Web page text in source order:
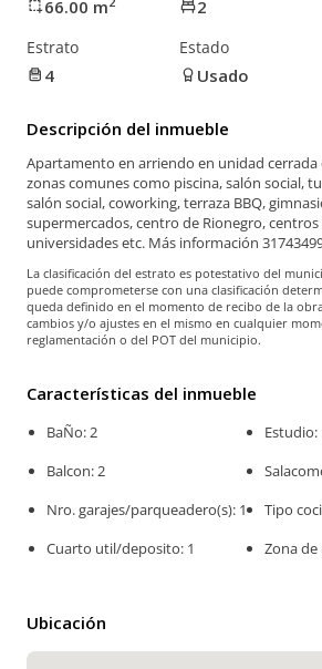
66.00 m 2
Estrato
4
Estado
Usado
Descripción del inmueble
Apartamento en arriendo en unidad
zonas comunes como piscina, salón social,
salón social, coworking, terraza BBQ,
supermercados, centro de Rionegro, centros
universidades etc. Más información
La clasificación del estrato es potestativo del
puede comprometerse con una clasificación
queda definido en el momento de recibo de la
cambios y/o ajustes en el mismo en cualquier
reglamentación o del POT del municipio.
Características del inmueble
BaÑo: 2
Balcon: 2
Nro. garajes/parqueadero(s): 1
Cuarto util/deposito: 1
Estudio:
Tipo
Zona
Ubicación